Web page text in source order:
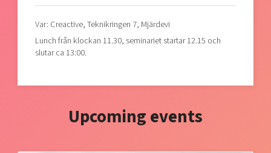
Var: Creactive, Teknikringen 7, Mjärdevi
Lunch från klockan 11.30, seminariet startar 12.15 och
slutar ca 13:00.
Upcoming events